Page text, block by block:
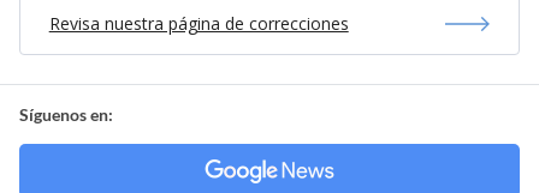
Revisa nuestra página de correcciones
Síguenos en: